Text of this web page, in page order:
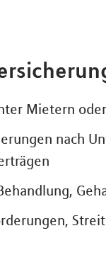
Mietern
nach